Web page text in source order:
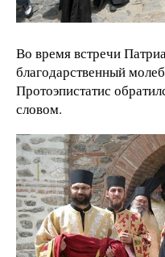
Во время встречи
благодарственный
Протоэпистатис
словом.